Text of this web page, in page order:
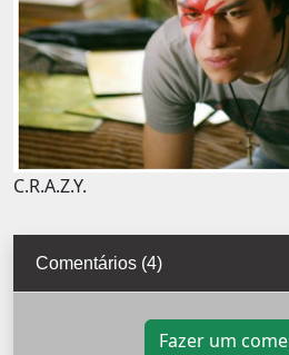
C.R.A.Z.Y.
Comentários (4)
Fazer um